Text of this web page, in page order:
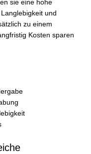
sie eine hohe
und
zu einem
Kosten sparen